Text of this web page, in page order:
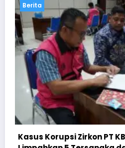
Kalteng
Berita